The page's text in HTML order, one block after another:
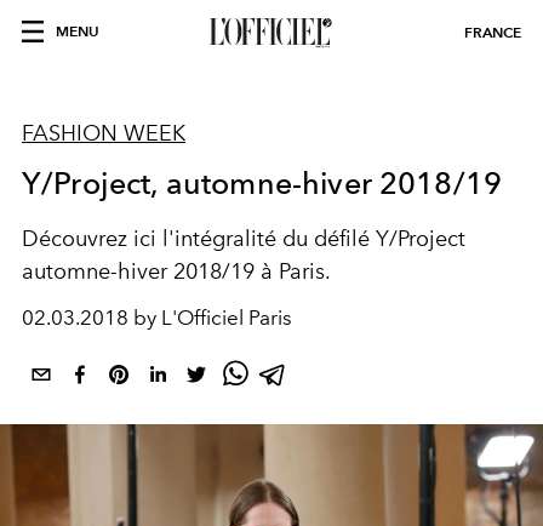
MENU FRANCE
FASHION WEEK
Y/Project, automne-hiver 2018/19
Découvrez ici l'intégralité du défilé Y/Project
automne-hiver 2018/19 à Paris.
02.03.2018 by L'Officiel Paris